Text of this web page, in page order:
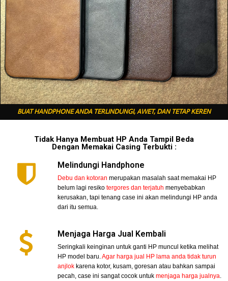
BUAT HANDPHONE ANDA TERLINDUNGI, AWET, DAN TETAP KEREN
Tidak Hanya Membuat HP Anda Tampil Beda
Dengan Memakai Casing Terbukti :
Melindungi Handphone
Debu dan kotoran merupakan masalah saat memakai HP
belum lagi resiko tergores dan terjatuh menyebabkan
kerusakan, tapi tenang case ini akan melindungi HP anda
dari itu semua.
Menjaga Harga Jual Kembali
Seringkali keinginan untuk ganti HP muncul ketika melihat
HP model baru.Agar harga jual HP lama anda tidak turun
anjlok karena kotor, kusam, goresan atau bahkan sampai
pecah, case ini sangat cocok untukmenjaga harga jualnya.